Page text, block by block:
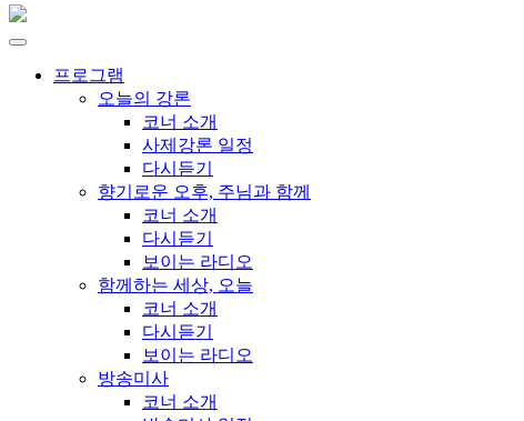
프로그램
오늘의 강론
코너 소개
사제강론 일정
다시듣기
향기로운 오후, 주님과 함께
코너 소개
다시듣기
보이는 라디오
함께하는 세상, 오늘
코너 소개
다시듣기
보이는 라디오
방송미사
코너 소개